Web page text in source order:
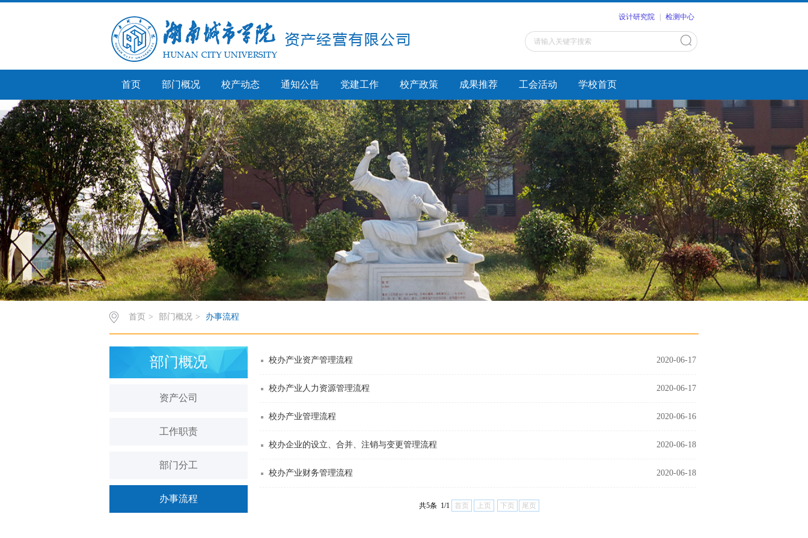
设计研究院 检测中心
首页 部门概况 校产动态 通知公告 党建工作 校产政策 成果推荐 工会活动 学校首页
首页 > 部门概况 > 办事流程
部门概况
资产公司
工作职责
部门分工
办事流程
2020-06-17
校办产业资产管理流程
2020-06-17
校办产业人力资源管理流程
2020-06-16
校办产业管理流程
2020-06-18
校办企业的设立、合并、注销与变更管理流程
2020-06-18
校办产业财务管理流程
共5条 1/1 首页 上页 下页 尾页